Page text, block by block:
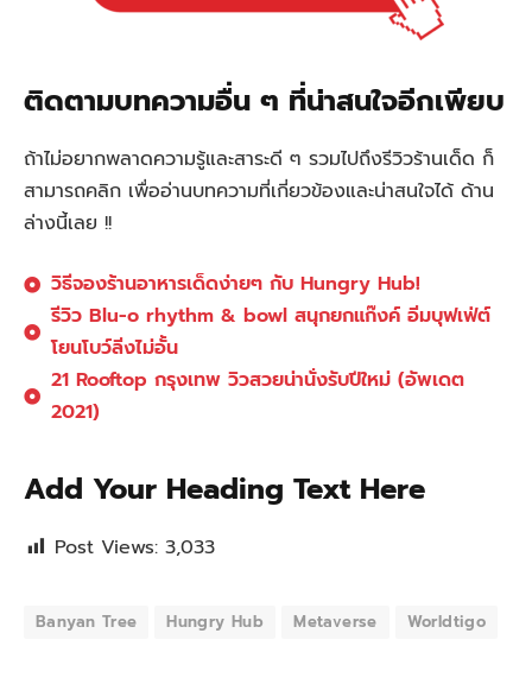
ติดตามบทความอื่น ๆ ที่น่าสนใจอีกเพียบ
ถ้าไม่อยากพลาดความรู้และสาระดี ๆ รวมไปถึงรีวิวร้านเด็ด ก็
สามารถคลิก เพื่ออ่านบทความที่เกี่ยวข้องและน่าสนใจได้ ด้าน
ล่างนี้เลย !!
วิธีจองร้านอาหารเด็ดง่ายๆ กับ Hungry Hub!
รีวิว Blu-o rhythm & bowl สนุกยกแก๊งค์ อิ่มบุฟเฟ่ต์
โยนโบว์ลิ่งไม่อั้น
21 Rooftop กรุงเทพ วิวสวยน่านั่งรับปีใหม่ (อัพเดต
2021)​
Add Your Heading Text Here
Post Views: 3,033
Banyan Tree Hungry Hub Metaverse Worldtigo